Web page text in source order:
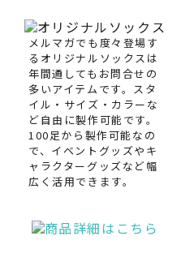
メルマガでも度々登場す
るオリジナルソックスは
年間通してもお問合せの
多いアイテムです。スタ
イル・サイズ・カラーな
ど自由に製作可能です。
100足から製作可能なの
で、イベントグッズやキ
ャラクターグッズなど幅
広く活用できます。